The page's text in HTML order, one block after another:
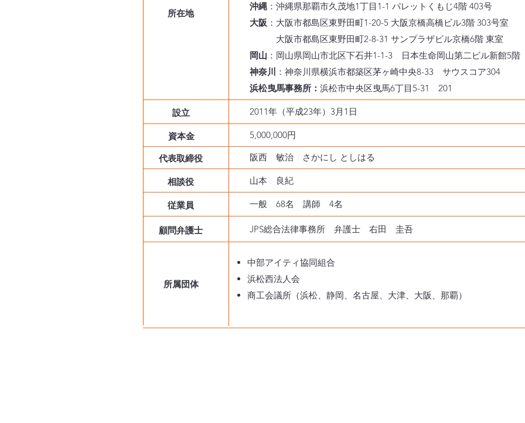
所属団体
相談役
代表取締役
顧問弁護士
従業員
資本金
所在地
沖縄 ：沖縄県那覇市久茂地1丁目1-1 パレットくもじ4階 403号
大阪 ：大阪市都島区東野田町1-20-5 大阪京橋高橋ビル3階 303号室
​ 大阪市都島区東野田町2-8-31 サンプラザビル京橋6階 東室
岡山 ：岡山県岡山市北区下石井1-1-3 日本生命岡山第二ビル新館5階
神奈川 ：神奈川県横浜市都築区茅ヶ崎中央8-33 サウスコア304
浜松曳馬事務所： 浜松市中央区曳馬6丁目5-31 201
​設立 2011年（平成23年）3月1日
5,000,000円
阪西 敏治 さかにし としはる
山本 良紀
一般 68名 講師 4名
中部アイティ協同組合
浜松西法人会
商工会議所（浜松、静岡、名古屋、大津、大阪、那覇）
JPS総合法律事務所 弁護士 右田 圭吾